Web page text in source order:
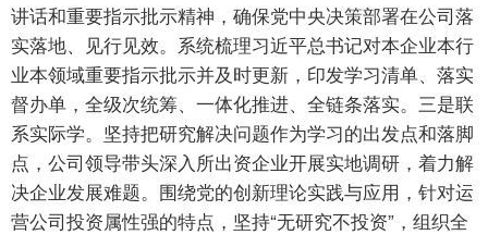
讲话和重要指示批示精神，确保党中央决策部署在公司落
实落地、见行见效。系统梳理习近平总书记对本企业本行
业本领域重要指示批示并及时更新，印发学习清单、落实
督办单，全级次统筹、一体化推进、全链条落实。三是联
系实际学。坚持把研究解决问题作为学习的出发点和落脚
点，公司领导带头深入所出资企业开展实地调研，着力解
决企业发展难题。围绕党的创新理论实践与应用，针对运
营公司投资属性强的特点，坚持“无研究不投资”，组织全